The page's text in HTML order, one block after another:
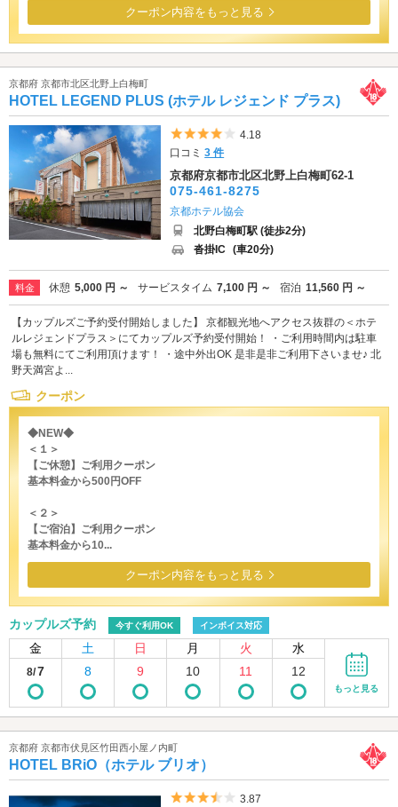
クーポン内容をもっと見る
京都府 京都市北区北野上白梅町
HOTEL LEGEND PLUS (ホテル レジェンド プラス)
5つ星のうち4
4.18
口コミ3 件
京都府京都市北区北野上白梅町62-1
075-461-8275
京都ホテル協会
北野白梅町駅 (徒歩2分)
沓掛IC (車20分)
料金 休憩 5,000 円 ～ サービスタイム 7,100 円 ～ 宿泊 11,560 円 ～
【カップルズご予約受付開始しました】 京都観光地へアクセス抜群の＜ホテ
ルレジェンドプラス＞にてカップルズ予約受付開始！ ・ご利用時間内は駐車
場も無料にてご利用頂けます！ ・途中外出OK 是非是非ご利用下さいませ♪ 北
野天満宮よ...
クーポン
◆NEW◆
＜１＞
【ご休憩】ご利用クーポン
基本料金から500円OFF
＜２＞
【ご宿泊】ご利用クーポン
基本料金から10...
クーポン内容をもっと見る
カップルズ予約 今すぐ利用OK インボイス対応
金 土 日 月 火 水
8/7 8 9 10 11 12
もっと見る
京都府 京都市伏見区竹田西小屋ノ内町
HOTEL BRiO（ホテル ブリオ）
5つ星のうち3.5
3.87